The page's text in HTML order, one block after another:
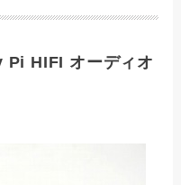
HIFI オーディオ